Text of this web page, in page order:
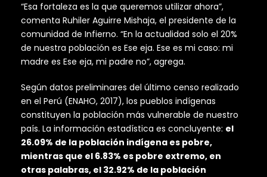
“Esa fortaleza es la que queremos utilizar ahora”,
comenta Ruhiler Aguirre Mishaja, el presidente de la
comunidad de Infierno. “En la actualidad solo el 20%
de nuestra población es Ese eja. Ese es mi caso: mi
madre es Ese eja, mi padre no”, agrega.
Según datos preliminares del último censo realizado
en el Perú (ENAHO, 2017), los pueblos indígenas
constituyen la población más vulnerable de nuestro
país. La información estadística es concluyente: el
26.09% de la población indígena es pobre,
mientras que el 6.83% es pobre extremo, en
otras palabras, el 32.92% de la población